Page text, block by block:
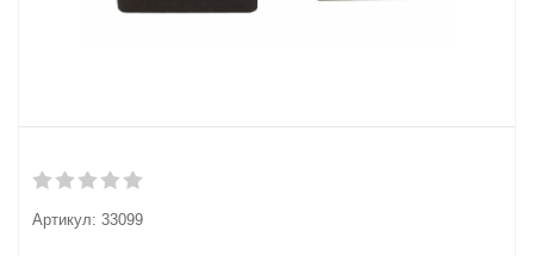
Артикул: 33099